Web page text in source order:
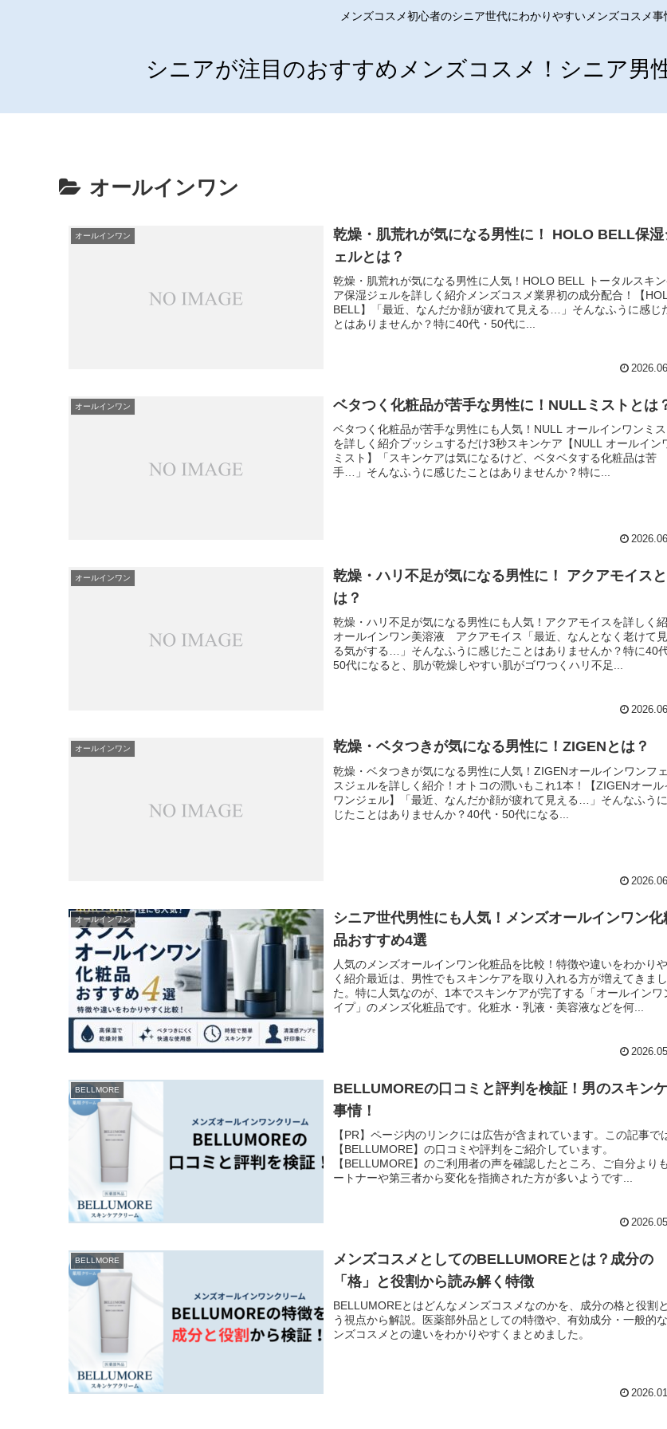
メンズコスメ初心者のシニア世代にわかりやすいメンズコスメ事
シニアが注目のおすすめメンズコスメ！シニア男
オールインワン
オールインワン
乾燥・肌荒れが気になる男性に！ HOLO BELL保湿
ェルとは？
乾燥・肌荒れが気になる男性に人気！HOLO BELL トータルスキ
ア保湿ジェルを詳しく紹介メンズコスメ業界初の成分配合！【
BELL】「最近、なんだか顔が疲れて見える…」そんなふうに感じ
とはありませんか？特に40代・50代に...
オールインワン ベタつく化粧品が苦手な男性に！NULLミストとは
ベタつく化粧品が苦手な男性にも人気！NULL オールインワンミス
を詳しく紹介プッシュするだけ3秒スキンケア【NULL オールイン
ミスト】「スキンケアは気になるけど、ベタベタする化粧品は苦
手…」そんなふうに感じたことはありませんか？特に...
オールインワン
乾燥・ハリ不足が気になる男性に！ アクアモイスと
は？
乾燥・ハリ不足が気になる男性にも人気！アクアモイスを詳しく
オールインワン美溶液 アクアモイス「最近、なんとなく老けて見
る気がする…」そんなふうに感じたことはありませんか？特に40
50代になると、肌が乾燥しやすい肌がゴワつくハリ不足...
オールインワン 乾燥・ベタつきが気になる男性に！ZIGENとは？
乾燥・ベタつきが気になる男性に人気！ZIGENオールインワンフ
スジェルを詳しく紹介！オトコの潤いもこれ1本！【ZIGENオール
ワンジェル】「最近、なんだか顔が疲れて見える…」そんなふう
じたことはありませんか？40代・50代になる...
オールインワン
シニア世代男性にも人気！メンズオールインワン化
品おすすめ4選
人気のメンズオールインワン化粧品を比較！特徴や違いをわかり
く紹介最近は、男性でもスキンケアを取り入れる方が増えてきまし
た。特に人気なのが、1本でスキンケアが完了する「オールインワ
イプ」のメンズ化粧品です。化粧水・乳液・美容液などを何...
BELLMORE
BELLUMOREの口コミと評判を検証！男のスキン
事情！
【PR】ページ内のリンクには広告が含まれています。この記事で
【BELLUMORE】の口コミや評判をご紹介しています。
【BELLUMORE】のご利用者の声を確認したところ、ご自分より
ートナーや第三者から変化を指摘された方が多いようです...
BELLMORE
メンズコスメとしてのBELLUMOREとは？成分の
「格」と役割から読み解く特徴
BELLUMOREとはどんなメンズコスメなのかを、成分の格と役割
う視点から解説。医薬部外品としての特徴や、有効成分・一般的
ンズコスメとの違いをわかりやすくまとめました。